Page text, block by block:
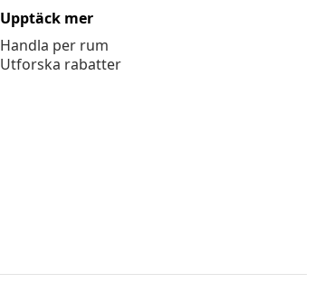
Upptäck mer
Handla per rum
Utforska rabatter